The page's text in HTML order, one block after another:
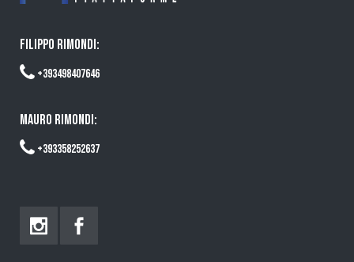
FILIPPO RIMONDI:
+393498407646
MAURO RIMONDI:
+393358252637